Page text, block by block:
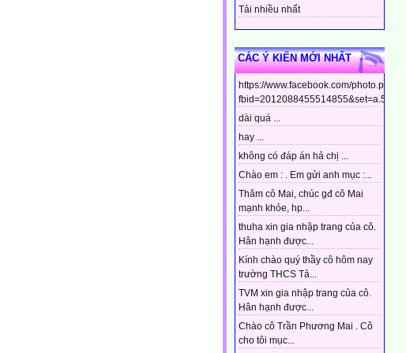
Tải nhiều nhất
CÁC Ý KIẾN MỚI NHẤT
https://www.facebook.com/photo.php?
dài quá ...
hay ...
không có đáp án hả chị ...
Chào em : . Em gửi anh mục :...
Thăm cô Mai, chúc gđ cô Mai
mạnh khỏe, hp...
thuha xin gia nhập trang của cô.
Hân hạnh được...
Kính chào quý thầy cô hôm nay
trường THCS Tả...
TVM xin gia nhập trang của cô.
Hân hạnh được...
Chào cô Trần Phương Mai . Cô
cho tôi mục...